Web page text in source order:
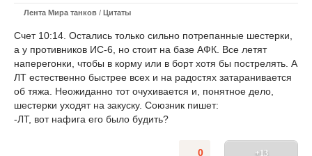
Лента Мира танков / Цитаты
Счет 10:14. Остались только сильно потрепанные шестерки,
а у противников ИС-6, но стоит на базе АФК. Все летят
наперегонки, чтобы в корму или в борт хотя бы пострелять. А
ЛТ естественно быстрее всех и на радостях затаранивается
об тяжа. Неожиданно тот очухивается и, понятное дело,
шестерки уходят на закуску. Союзник пишет:
-ЛТ, вот нафига его было будить?
+13
0